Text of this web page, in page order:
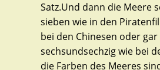
Satz.Und dann die Meere
sieben wie in den
bei den Chinesen oder gar
sechsundsechzig wie bei
die Farben des Meeres